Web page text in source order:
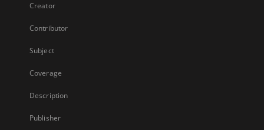
Creator
Contributor
Subject
Coverage
Description
Publisher